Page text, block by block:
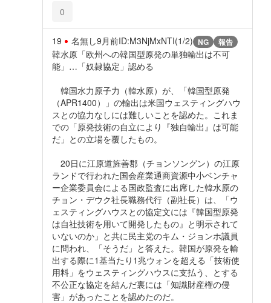
0
19 名無し9月前ID:M3NjMxNTI(1/2) NG 報告
韓水原「欧州への韓国型原発の単独輸出は不可
能」…「奴隷協定」認める
韓国水力原子力（韓水原）が、「韓国型原発
（APR1400）」の輸出は米国ウェスティングハウ
スとの協力なしには難しいことを認めた。これま
での「原発技術の自立により『独自輸出』は可能
だ」との立場を覆したもの。
20日に江原道旌善郡（チョンソングン）の江原
ランドで行われた国会産業通商資源中小ベンチャ
ー企業委員会による国政監査に出席した韓水原の
チョン・デウク社長職務代行（副社長）は、「ウ
ェスティングハウスとの協定文には『韓国型原発
は自社技術を用いて開発したもの』と明示されて
いないのか」と共に民主党のキム・ジョンホ議員
に問われ、「そうだ」と答えた。韓国が原発を輸
出する際に1基当たり1兆ウォンを超える「技術使
用料」をウェスティングハウスに支払う、とする
不公正な協定を結んだ裏には「知識財産権の侵
害」があったことを認めたのだ。